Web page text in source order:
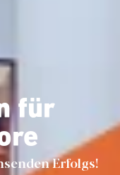
für
Erfolgs!